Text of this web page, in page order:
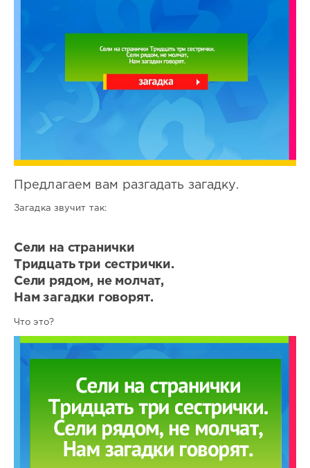
Предлагаем вам разгадать загадку.
Загадка звучит так:
Сели на странички
Тридцать три сестрички.
Сели рядом, не молчат,
Нам загадки говорят.
Что это?